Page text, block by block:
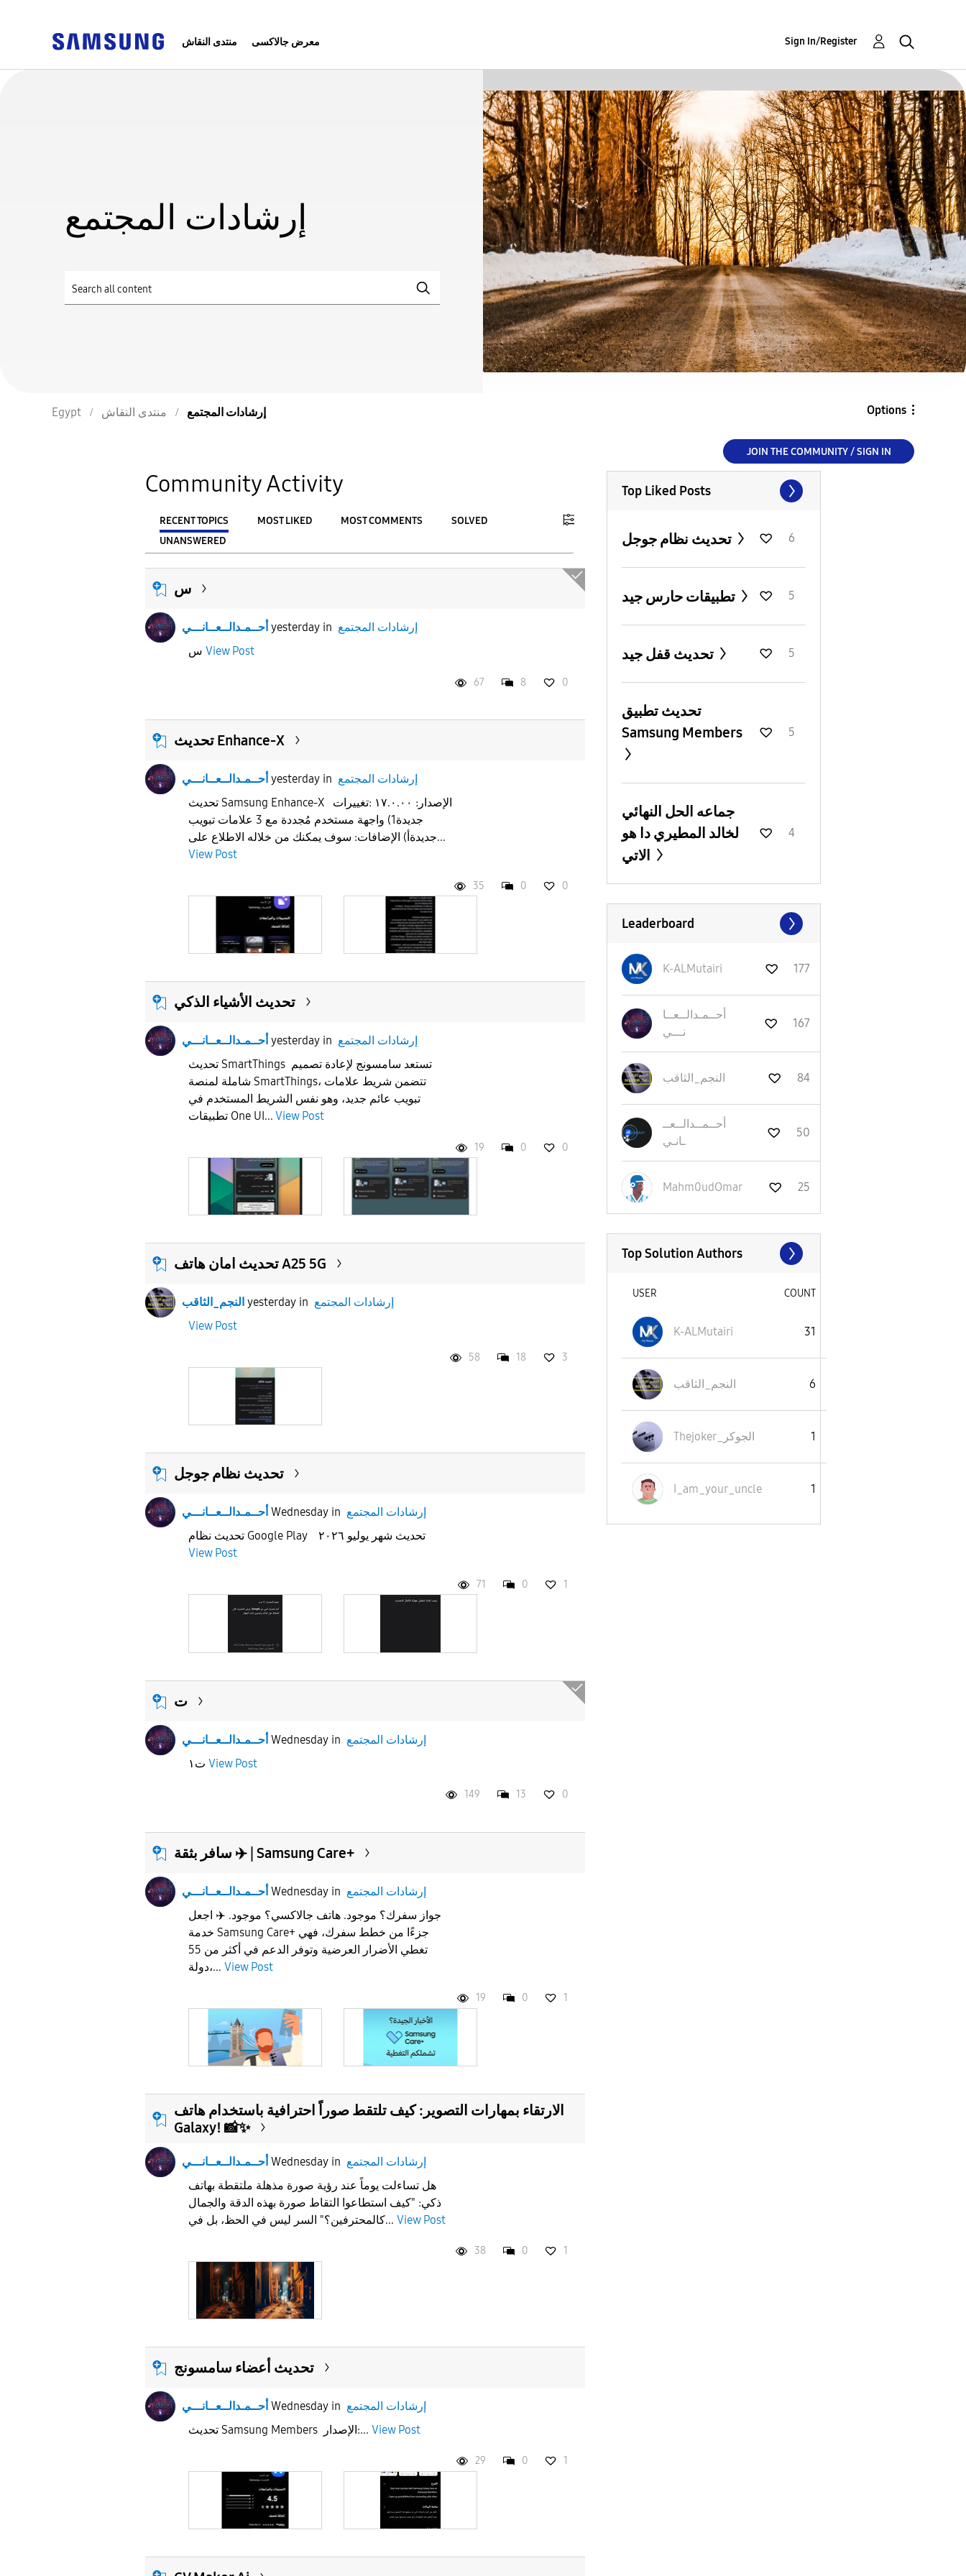
منتدى النقاش معرض جالاكسى Sign In/Register
إرشادات المجتمع
Egypt منتدى النقاش إرشادات المجتمع Options
JOIN THE COMMUNITY / SIGN IN
Community Activity
RECENT TOPICS MOST LIKED MOST COMMENTS
SOLVED
UNANSWERED
From To
س
أحــمـدالــعــانـــي yesterday in إرشادات المجتمع
View Post
67 8 0
تحديث Enhance-X
أحــمـدالــعــانـــي yesterday in إرشادات المجتمع
تحديث Samsung Enhance-X الإصدار: ١٧.٠.٠٠ :تغييرات
جديدة1) واجهة مستخدم مُجددة مع 3 علامات تبويب
جديدةأ) الإضافات: سوف يمكنك من خلاله الاطلاع على...
View Post
35 0 0
تحديث الأشياء الذكي
أحــمـدالــعــانـــي yesterday in إرشادات المجتمع
تحديث SmartThings تستعد سامسونج لإعادة تصميم
شاملة لمنصة SmartThings، تتضمن شريط علامات
تبويب عائم جديد، وهو نفس الشريط المستخدم في
تطبيقات One UI... View Post
19 0 0
تحديث امان هاتف A25 5G
النجم_الثاقب yesterday in إرشادات المجتمع
View Post
58 18 3
تحديث نظام جوجل
أحــمـدالــعــانـــي Wednesday in إرشادات المجتمع
View Post
71 0 1
ت
أحــمـدالــعــانـــي Wednesday in إرشادات المجتمع
View Post
149 13 0
سافر بثقة ✈️ | Samsung Care+
أحــمـدالــعــانـــي Wednesday in إرشادات المجتمع
جواز سفرك؟ موجود. هاتف جالاكسي؟ موجود. ✈️ اجعل
خدمة Samsung Care+ جزءًا من خطط سفرك، فهي
تغطي الأضرار العرضية وتوفر الدعم في أكثر من 55
دولة،... View Post
19 0 1
الارتقاء بمهارات التصوير: كيف تلتقط صوراً احترافية باستخدام هاتف
Galaxy! 📸✨
أحــمـدالــعــانـــي Wednesday in إرشادات المجتمع
هل تساءلت يوماً عند رؤية صورة مذهلة ملتقطة بهاتف
ذكي: "كيف استطاعوا التقاط صورة بهذه الدقة والجمال
كالمحترفين؟" السر ليس في الحظ، بل في... View Post
38 0 1
تحديث أعضاء سامسونج
أحــمـدالــعــانـــي Wednesday in إرشادات المجتمع
تحديث Samsung Members الإصدار:... View Post
29 0 1
Top Liked Posts
تحديث نظام جوجل 6
تطبيقات حارس جيد 5
تحديث قفل جيد 5
تحديث تطبيق
Samsung Members
5
جماعه الحل النهائي
لخالد المطيري دا هو
4
Leaderboard
K-ALMutairi 177
أحــمـدالــعــا
نـــي
167
النجم_الثاقب 84
أحــمــدالــعــ
ـانـي
50
Mahm0udOmar 25
Top Solution Authors
USER COUNT
K-ALMutairi 31
النجم_الثاقب 6
Thejoker_الجوكر 1
I_am_your_uncle 1